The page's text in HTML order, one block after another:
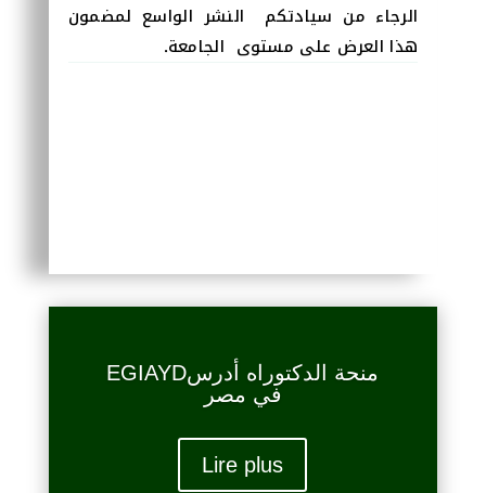
الرجاء من سيادتكم النشر الواسع لمضمون
هذا العرض على مستوى الجامعة.
EGIAYDمنحة الدكتوراه أدرس
في مصر
Lire plus